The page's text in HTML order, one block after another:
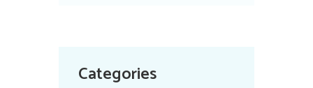
Categories